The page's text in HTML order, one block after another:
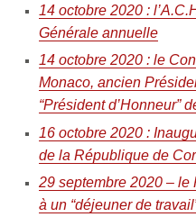
14 octobre 2020 :
Générale annuelle
14 octobre 2020 : le
Monaco, ancien
“Président d’Honneur”
16 octobre 2020 :
de la République de
29 septembre 2020 – le
à un “déjeuner de